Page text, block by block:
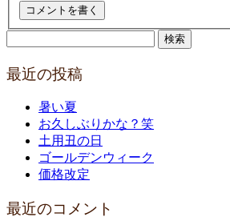
最近の投稿
暑い夏
お久しぶりかな？笑
土用丑の日
ゴールデンウィーク
価格改定
最近のコメント